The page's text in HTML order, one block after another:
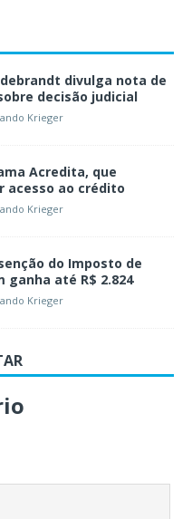
divulga nota de
decisão judicial
Krieger
Acredita, que
acesso ao crédito
Krieger
do Imposto de
ganha até R$ 2.824
Krieger